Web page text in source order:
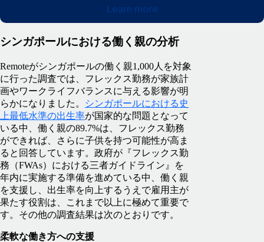
Learn more
シンガポールにおける働く親の分析
Remoteがシンガポールの働く親1,000人を対象
に行った調査では、フレックス勤務が家族計
画やワークライフバランスに与える影響が明
らかになりました。
シンガポールにおける史
上最低水準の出生率が国家的な問題となって
いる中、働く親の89.7%は、フレックス勤務
ができれば、さらに子供を持つ可能性が高ま
ると回答しています。政府が『フレックス勤
務（FWAs）における三者ガイドライン』を
年内に実施する準備を進めている中、働く親
を支援し、出生率を向上するうえで雇用主が
果たす役割は、これまで以上に極めて重要で
す。その他の調査結果は次のとおりです。
柔軟な働き方への支援